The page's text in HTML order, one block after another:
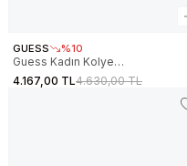
GUESS %10
Guess Kadın Kolye
JGUJUBN05437JWYGTU
4.167,00 TL4.630,00 TL